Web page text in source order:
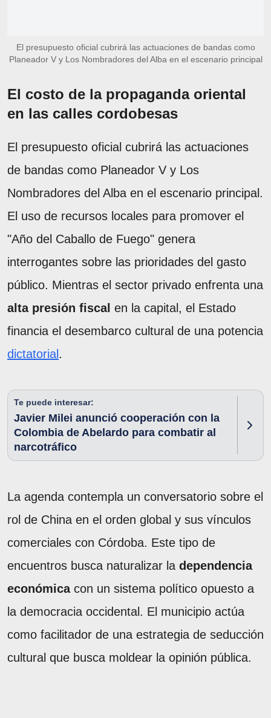
El presupuesto oficial cubrirá las actuaciones de bandas como
Planeador V y Los Nombradores del Alba en el escenario principal
El costo de la propaganda oriental
en las calles cordobesas
El presupuesto oficial cubrirá las actuaciones
de bandas como Planeador V y Los
Nombradores del Alba en el escenario principal.
El uso de recursos locales para promover el
"Año del Caballo de Fuego" genera
interrogantes sobre las prioridades del gasto
público. Mientras el sector privado enfrenta una
alta presión fiscal en la capital, el Estado
financia el desembarco cultural de una potencia
dictatorial .
Te puede interesar:
Javier Milei anunció cooperación con la
Colombia de Abelardo para combatir al
narcotráfico
La agenda contempla un conversatorio sobre el
rol de China en el orden global y sus vínculos
comerciales con Córdoba. Este tipo de
encuentros busca naturalizar la dependencia
económicacon un sistema político opuesto a
la democracia occidental. El municipio actúa
como facilitador de una estrategia de seducción
cultural que busca moldear la opinión pública.